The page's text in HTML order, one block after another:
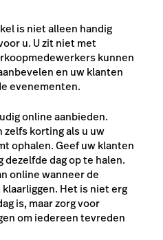
is niet alleen handig
u. U zit niet met
kunnen
en uw klanten
evenementen.
online aanbieden.
korting als u uw
ophalen. Geef uw klanten
dezelfde dag op te halen.
online wanneer de
Het is niet erg
is, maar zorg voor
om iedereen tevreden